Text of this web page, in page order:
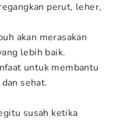
perut, leher,
akan merasakan
lebih baik.
untuk membantu
sehat.
susah ketika